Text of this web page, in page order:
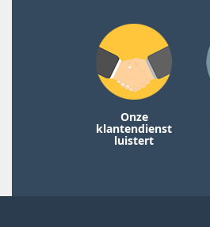
Onze
klantendienst
luistert